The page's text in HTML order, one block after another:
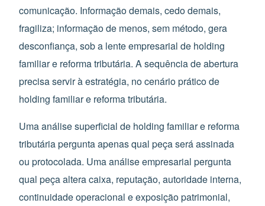
comunicação. Informação demais, cedo demais,
fragiliza; informação de menos, sem método, gera
desconfiança, sob a lente empresarial de holding
familiar e reforma tributária. A sequência de abertura
precisa servir à estratégia, no cenário prático de
holding familiar e reforma tributária.
Uma análise superficial de holding familiar e reforma
tributária pergunta apenas qual peça será assinada
ou protocolada. Uma análise empresarial pergunta
qual peça altera caixa, reputação, autoridade interna,
continuidade operacional e exposição patrimonial,